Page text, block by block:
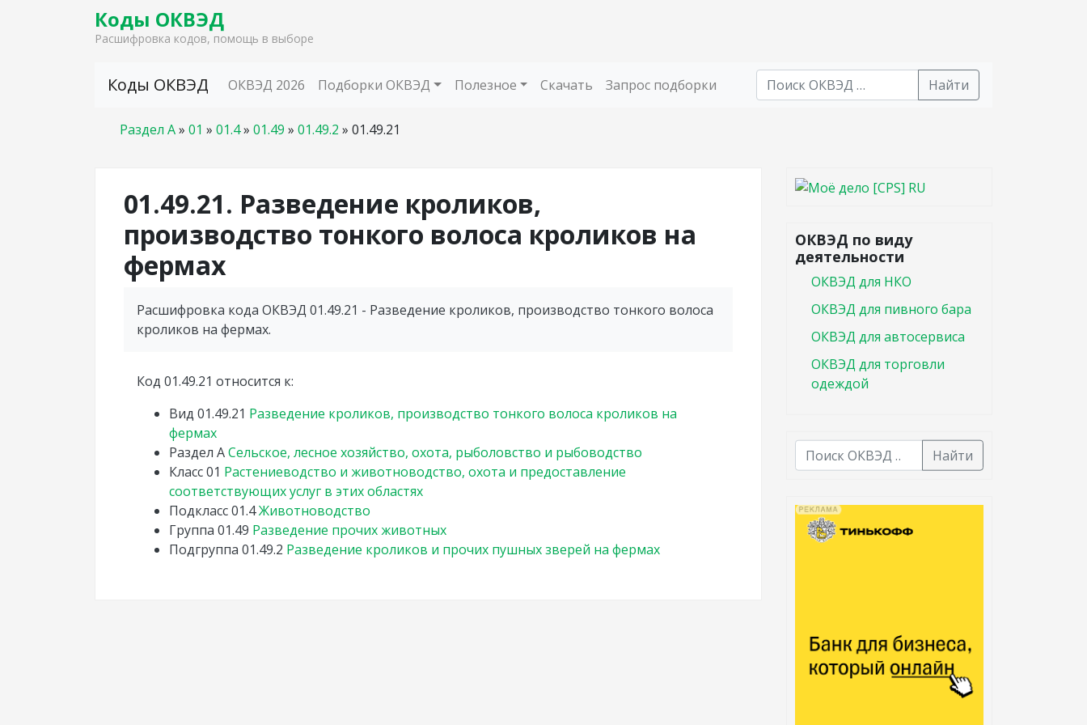
Коды ОКВЭД
Расшифровка кодов, помощь в выборе
Коды ОКВЭД ОКВЭД 2026 Подборки ОКВЭД Полезное Скачать Запрос подборки
Найти
Раздел A» 01 » 01.4» 01.49 » 01.49.2 » 01.49.21
01.49.21. Разведение кроликов,
производство тонкого волоса кроликов на
фермах
Расшифровка кода ОКВЭД 01.49.21 - Разведение кроликов, производство тонкого волоса
кроликов на фермах.
Код 01.49.21 относится к:
Вид 01.49.21 Разведение кроликов, производство тонкого волоса кроликов на
фермах
Раздел AСельское, лесное хозяйство, охота, рыболовство и рыбоводство
Класс01 Растениеводство и животноводство, охота и предоставление
соответствующих услуг в этих областях
Подкласс01.4Животноводство
Группа 01.49 Разведение прочих животных
Подгруппа 01.49.2 Разведение кроликов и прочих пушных зверей на фермах
ОКВЭД по виду
деятельности
ОКВЭД для НКО
ОКВЭД для пивного бара
ОКВЭД для автосервиса
ОКВЭД для торговли
одеждой
Найти
В списке найденных результатов